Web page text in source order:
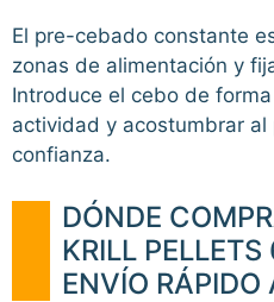
El pre-cebado constante
zonas de alimentación y
Introduce el cebo de
actividad y acostumbrar al
confianza.
DÓNDE
KRILL
ENVÍO RÁPIDO